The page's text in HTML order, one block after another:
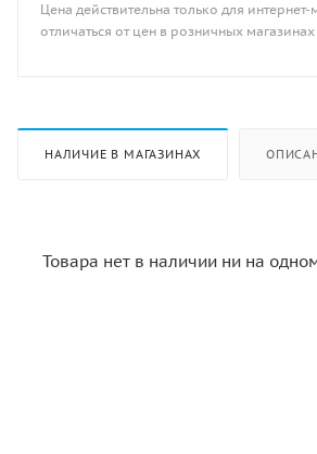
Цена действительна только для
отличаться от цен в розничных магазинах
НАЛИЧИЕ В МАГАЗИНАХ
Товара нет в наличии ни на